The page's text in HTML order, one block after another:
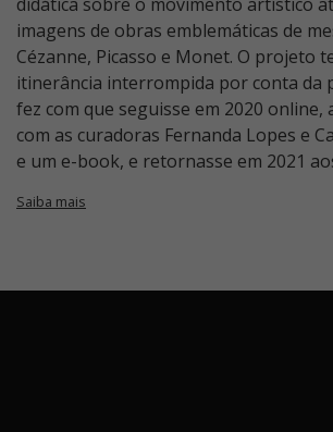
imagens de obras emblemáticas de
Cézanne, Picasso e Monet. O projeto
itinerância interrompida por conta da
fez com que seguisse em 2020 online,
com as curadoras Fernanda Lopes e
e um e-book, e retornasse em 2021
Saiba mais